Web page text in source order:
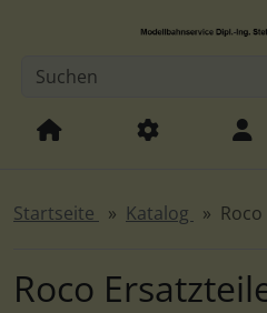
Startseite Katalog
Roco